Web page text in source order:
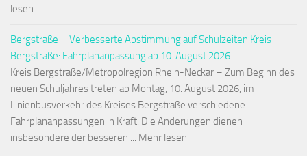
lesen
Bergstraße – Verbesserte Abstimmung auf Schulzeiten Kreis
Bergstraße: Fahrplananpassung ab 10. August 2026
Kreis Bergstraße/Metropolregion Rhein-Neckar – Zum Beginn des
neuen Schuljahres treten ab Montag, 10. August 2026, im
Linienbusverkehr des Kreises Bergstraße verschiedene
Fahrplananpassungen in Kraft. Die Änderungen dienen
insbesondere der besseren ... Mehr lesen